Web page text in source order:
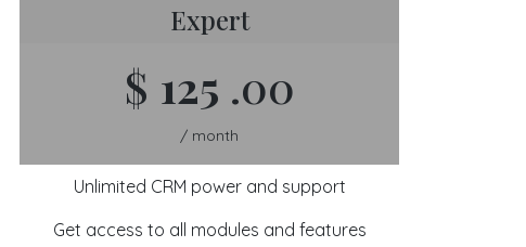
Expert
$ 125 .00
/ month
Unlimited CRM power and support
Get access to all modules and features